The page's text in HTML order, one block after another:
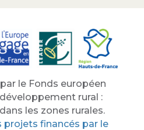
le Fonds européen
rural :
les zones rurales.
projets financés par le